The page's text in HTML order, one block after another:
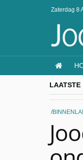
Zaterdag 8
LAATSTE